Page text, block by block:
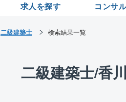
求人を探す コンサ
二級建築士/香
二級建築士 検索結果一覧